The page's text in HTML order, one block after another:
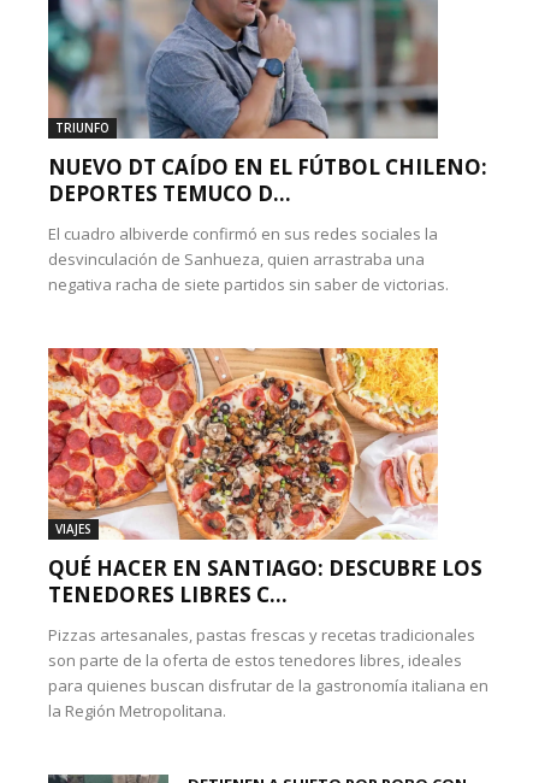
TRIUNFO
NUEVO DT CAÍDO EN EL FÚTBOL CHILENO:
DEPORTES TEMUCO D...
El cuadro albiverde confirmó en sus redes sociales la
desvinculación de Sanhueza, quien arrastraba una
negativa racha de siete partidos sin saber de victorias.
VIAJES
QUÉ HACER EN SANTIAGO: DESCUBRE LOS
TENEDORES LIBRES C...
Pizzas artesanales, pastas frescas y recetas tradicionales
son parte de la oferta de estos tenedores libres, ideales
para quienes buscan disfrutar de la gastronomía italiana en
la Región Metropolitana.